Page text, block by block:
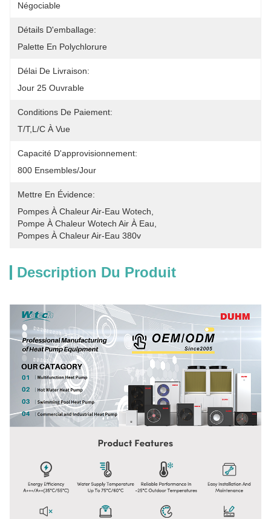
Négociable
Détails D'emballage:
Palette En Polychlorure
Délai De Livraison:
Jour 25 Ouvrable
Conditions De Paiement:
T/T,L/C À Vue
Capacité D'approvisionnement:
800 Ensembles/jour
Mettre En Évidence:
Pompes À Chaleur Air-Eau Wotech
Pompe À Chaleur Wotech Air À Eau
Pompes À Chaleur Air-Eau 380v
Description Du Produit